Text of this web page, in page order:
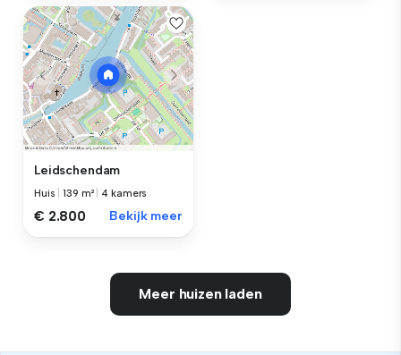
Leidschendam
Huis |139 m² 4 kamers
€ 2.800 Bekijk meer
Meer huizen laden